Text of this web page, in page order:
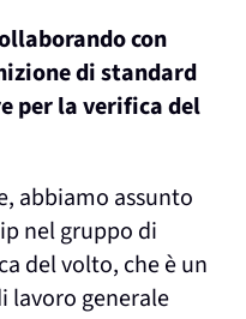
con
di standard
per la verifica del
abbiamo assunto
nel gruppo di
del volto, che è un
lavoro generale